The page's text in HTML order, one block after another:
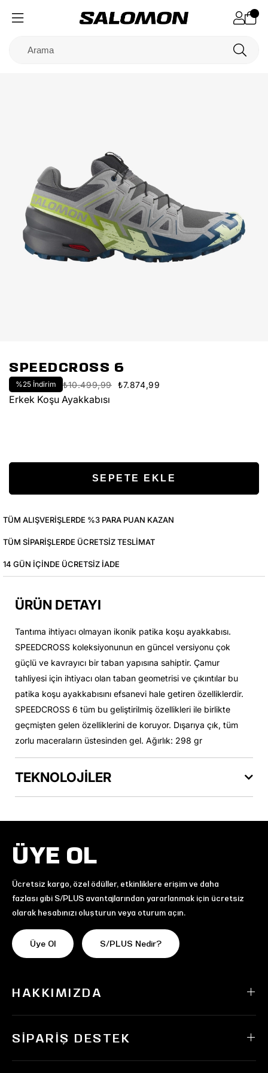
SPEEDCROSS 6
%25 İndirim ₺10.499,99 ₺7.874,99
Erkek Koşu Ayakkabısı
TÜM ALIŞVERIŞLERDE %3 PARA PUAN KAZAN
TÜM SIPARIŞLERDE ÜCRETSIZ TESLIMAT
14 GÜN IÇINDE ÜCRETSIZ IADE
ÜRÜN DETAYI
Tantıma ihtiyacı olmayan ikonik patika koşu ayakkabısı.
SPEEDCROSS koleksiyonunun en güncel versiyonu çok
güçlü ve kavrayıcı bir taban yapısına sahiptir. Çamur
tahliyesi için ihtiyacı olan taban geometrisi ve çıkıntılar bu
patika koşu ayakkabısını efsanevi hale getiren özelliklerdir.
SPEEDCROSS 6 tüm bu geliştirilmiş özellikleri ile birlikte
geçmişten gelen özelliklerini de koruyor. Dışarıya çık, tüm
zorlu maceraların üstesinden gel. Ağırlık: 298 gr
TEKNOLOJİLER
ÜYE OL
Ücretsiz kargo, özel ödüller, etkinliklere erişim ve daha
fazlası gibi S/PLUS avantajlarından yararlanmak için ücretsiz
olarak hesabınızı oluşturun veya oturum açın.
Üye Ol S/PLUS Nedir?
HAKKIMIZDA
SIPARIŞ DESTEK